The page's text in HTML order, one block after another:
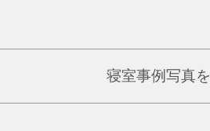
寝室事例写真